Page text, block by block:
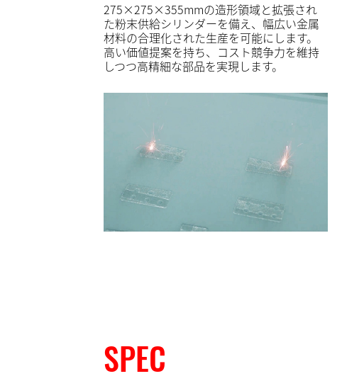
275×275×355mmの造形領域と拡張され
た粉末供給シリンダーを備え、幅広い金属
材料の合理化された生産を可能にします。
高い価値提案を持ち、コスト競争力を維持
しつつ高精細な部品を実現します。
SPEC